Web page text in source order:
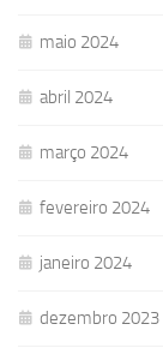
maio 2024
abril 2024
março 2024
fevereiro 2024
janeiro 2024
dezembro 2023